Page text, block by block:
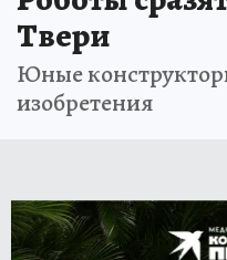
Твери
Юные
изобретения